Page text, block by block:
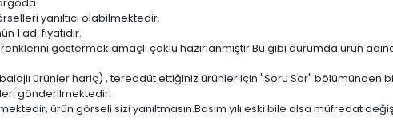
yanıltıcı olabilmektedir.
1 ad. fiyatıdır.
göstermek amaçlı çoklu hazırlanmıştır.Bu gibi durumda ürün
ürünler hariç) , tereddüt ettiğiniz ürünler için "Soru Sor" bölümünden
gönderilmektedir.
ürün görseli sizi yanıltmasın.Basım yılı eski bile olsa müfredat